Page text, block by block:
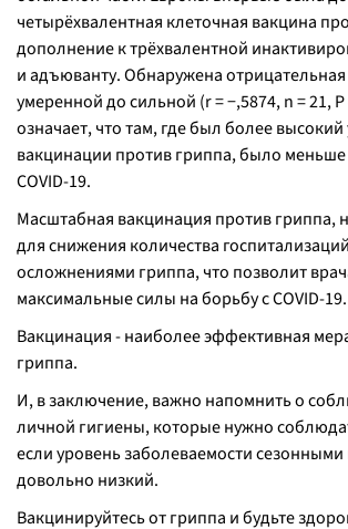
четырёхвалентная клеточная вакцина
дополнение к трёхвалентной
и адъюванту. Обнаружена
умеренной до сильной (r = −,5874, n = 21, P
означает, что там, где был более
вакцинации против гриппа, было меньше
COVID-19.
Масштабная вакцинация против гриппа,
для снижения количества
осложнениями гриппа, что позволит
максимальные силы на борьбу с COVID-19.
Вакцинация - наиболее эффективная
гриппа.
И, в заключение, важно напомнить о
личной гигиены, которые нужно
если уровень заболеваемости
довольно низкий.
Вакцинируйтесь от гриппа и будьте